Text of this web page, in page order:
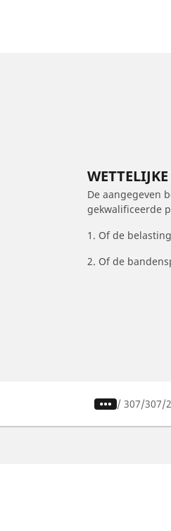
De aangegeven
gekwalificeerde
1. Of de
2. Of de
/ 307 307